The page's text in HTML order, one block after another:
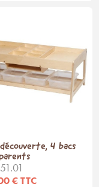
4 bacs
€ TTC